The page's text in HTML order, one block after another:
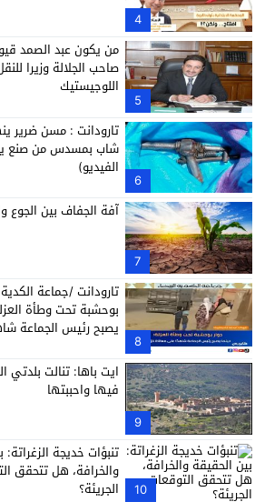
4
5
من يكون عبد الصمد
صاحب الجلالة وزيرا
اللوجيستيك
6
تارودانت : مسن ضرير
شاب بمسدس من صنع
الفيديو)
7
آفة الجفاف بين الجوع
8
تارودانت /جماعة الكدية
بوحشبة تحت وطأة
يصبح رئيس الجماعة
9
ايت باها: تنالت بلدتي
فيها واحببتها
10
تنبؤات خديجة الزغراتة:
والخرافة، هل تتحقق
الجريئة؟